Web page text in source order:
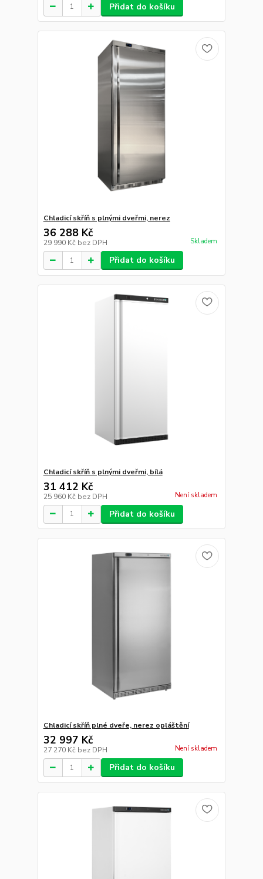
Přidat do košíku
Chladicí skříň s plnými dveřmi, nerez
36 288 Kč
29 990 Kč bez DPH Skladem
Přidat do košíku
Chladicí skříň s plnými dveřmi, bílá
31 412 Kč
25 960 Kč bez DPH Není skladem
Přidat do košíku
Chladicí skříň plné dveře, nerez opláštění
32 997 Kč
27 270 Kč bez DPH Není skladem
Přidat do košíku